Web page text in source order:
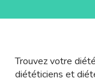
Trouvez votre
diététiciens et